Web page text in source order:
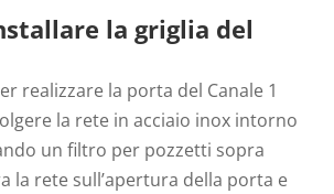
la griglia del
realizzare la porta del Canale 1
la rete in acciaio inox intorno
un filtro per pozzetti sopra
la rete sull’apertura della porta e